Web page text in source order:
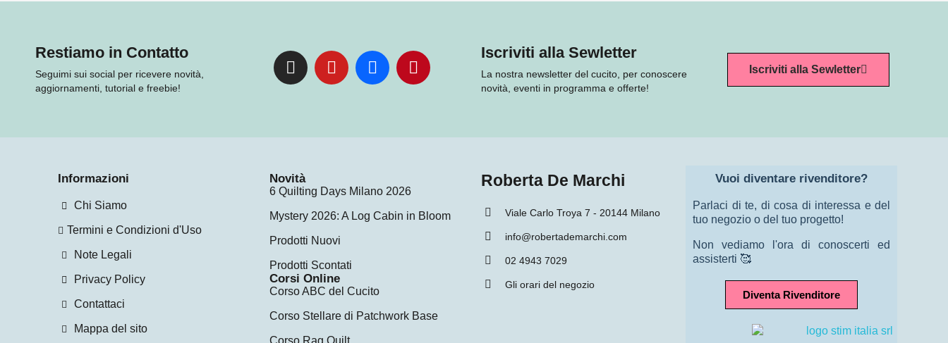
Restiamo in Contatto
Seguimi sui social per ricevere novità,
aggiornamenti, tutorial e freebie!
Iscriviti alla Sewletter
La nostra newsletter del cucito, per conoscere
novità, eventi in programma e offerte!
Iscriviti alla Sewletter
Informazioni
Chi Siamo
Termini e Condizioni d'Uso
Note Legali
Privacy Policy
Contattaci
Mappa del sito
Novità
6 Quilting Days Milano 2026
Mystery 2026: A Log Cabin in Bloom
Prodotti Nuovi
Prodotti Scontati
Corsi Online
Corso ABC del Cucito
Corso Stellare di Patchwork Base
Roberta De Marchi
Viale Carlo Troya 7 - 20144 Milano
info@robertademarchi.com
02 4943 7029
Gli orari del negozio
Vuoi diventare rivenditore?
Parlaci di te, di cosa di interessa e del
tuo negozio o del tuo progetto!
Non vediamo l'ora di conoscerti ed
assisterti 🥰
Diventa Rivenditore